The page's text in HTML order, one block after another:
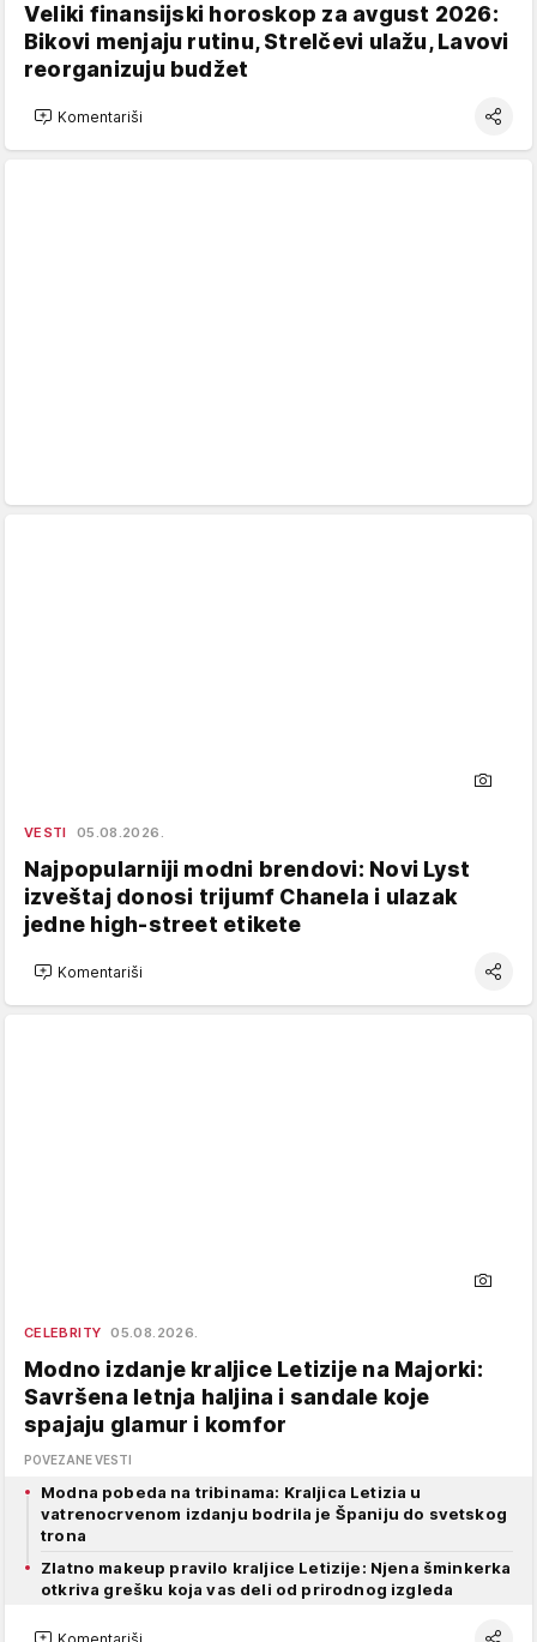
Veliki finansijski horoskop za avgust 2026:
Bikovi menjaju rutinu, Strelčevi ulažu, Lavovi
reorganizuju budžet
Komentariši
VESTI 05.08.2026.
Najpopularniji modni brendovi: Novi Lyst
izveštaj donosi trijumf Chanela i ulazak
jedne high-street etikete
Komentariši
CELEBRITY 05.08.2026.
Modno izdanje kraljice Letizije na Majorki:
Savršena letnja haljina i sandale koje
spajaju glamur i komfor
POVEZANE VESTI
Modna pobeda na tribinama: Kraljica Letizia u
vatrenocrvenom izdanju bodrila je Španiju do svetskog
trona
Zlatno makeup pravilo kraljice Letizije: Njena šminkerka
otkriva grešku koja vas deli od prirodnog izgleda